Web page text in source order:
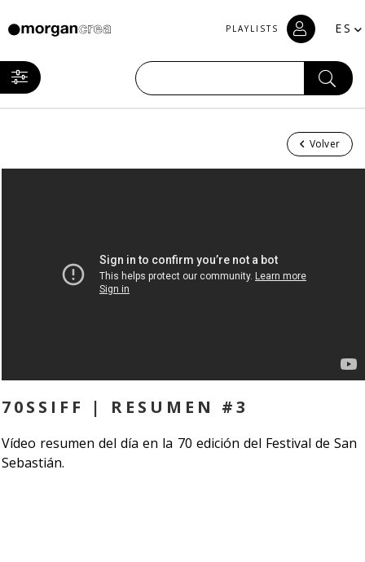
PLAYLISTS ES
Volver
70SSIFF | RESUMEN #3
Vídeo resumen del día en la 70 edición del Festival de San
Sebastián.